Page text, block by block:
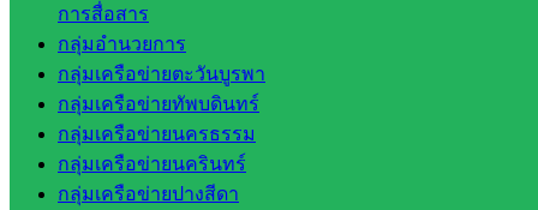
การสื่อสาร
กลุ่มอำนวยการ
กลุ่มเครือข่ายตะวันบูรพา
กลุ่มเครือข่ายทัพบดินทร์
กลุ่มเครือข่ายนครธรรม
กลุ่มเครือข่ายนครินทร์
กลุ่มเครือข่ายปางสีดา
เงินและ
สินทรัพย์
กลุ่มน
โยบาย
และแผน
กลุ่มส่ง
เสริมการ